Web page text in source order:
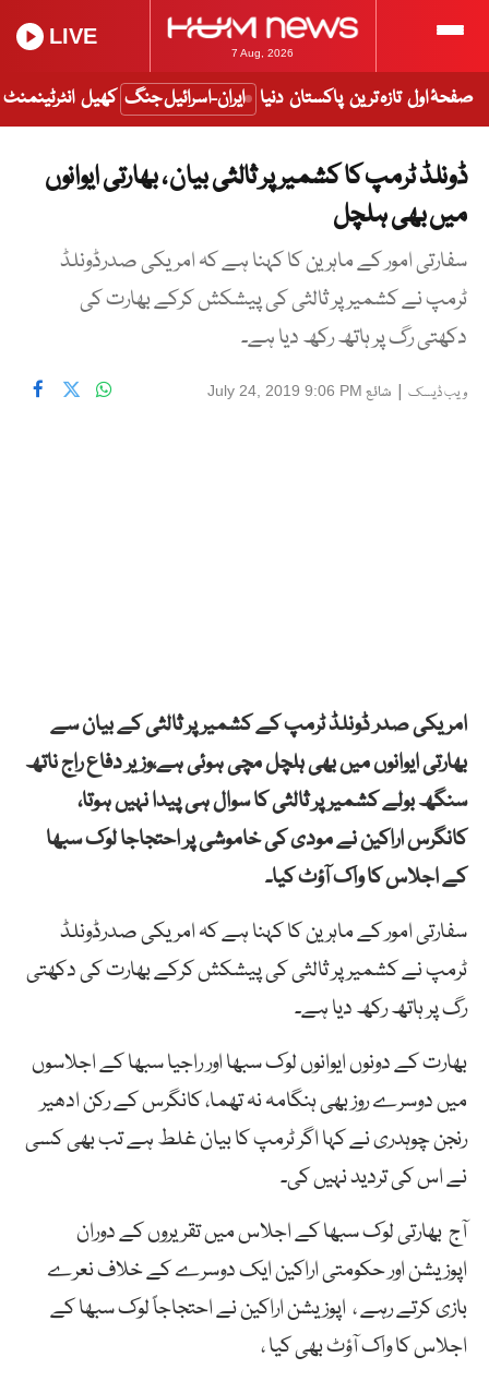
7 Aug, 2026
LIVE
صفحۂ اول تازہ ترین پاکستان دنیا ایران-اسرائیل جنگ کھیل انٹرٹینمنٹ
ڈونلڈ ٹرمپ کا کشمیر پر ثالثی بیان ، بھارتی ایوانوں
میں بھی ہلچل
سفارتی امور کے ماہرین کا کہنا ہے کہ امریکی صدرڈونلڈ
ٹرمپ نے کشمیر پر ثالثی کی پیشکش کرکے بھارت کی
دکھتی رگ پر ہاتھ رکھ دیا ہے۔
ویب ڈیسک | شائع July 24, 2019 9:06 PM
امریکی صدر ڈونلڈ ٹرمپ کے کشمیر پر ثالثی کے بیان سے
بھارتی ایوانوں میں بھی ہلچل مچی ہوئی ہے،وزیر دفاع راج ناتھ
سنگھ بولے کشمیر پر ثالثی کا سوال ہی پیدا نہیں ہوتا،
کانگرس اراکین نے مودی کی خاموشی پر احتجاجا لوک سبھا
کے اجلاس کا واک آؤٹ کیا۔
سفارتی امور کے ماہرین کا کہنا ہے کہ امریکی صدرڈونلڈ
ٹرمپ نے کشمیر پر ثالثی کی پیشکش کرکے بھارت کی دکھتی
رگ پر ہاتھ رکھ دیا ہے۔
بھارت کے دونوں ایوانوں لوک سبھا اور راجیا سبھا کے اجلاسوں
میں دوسرے روز بھی ہنگامہ نہ تھما، کانگرس کے رکن ادھیر
رنجن چوہدری نے کہا اگر ٹرمپ کا بیان غلط ہے تب بھی کسی
نے اس کی تردید نہیں کی۔
آج بھارتی لوک سبھا کے اجلاس میں تقریروں کے دوران
اپوزیشن اور حکومتی اراکین ایک دوسرے کے خلاف نعرے
بازی کرتے رہے ، اپوزیشن اراکین نے احتجاجاً لوک سبھا کے
اجلاس کا واک آؤٹ بھی کیا ،